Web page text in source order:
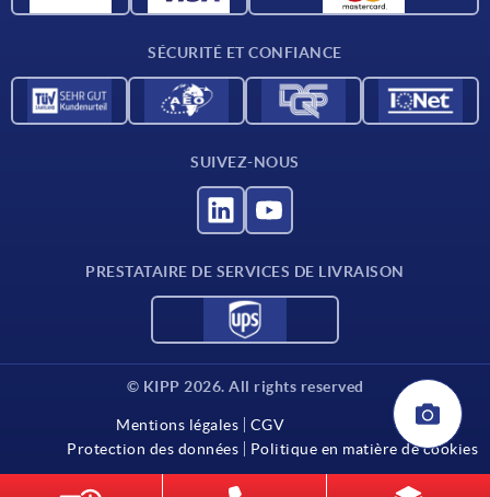
SÉCURITÉ ET CONFIANCE
SUIVEZ-NOUS
PRESTATAIRE DE SERVICES DE LIVRAISON
© KIPP 2026. All rights reserved
Mentions légales
CGV
Protection des données
Politique en matière de cookies